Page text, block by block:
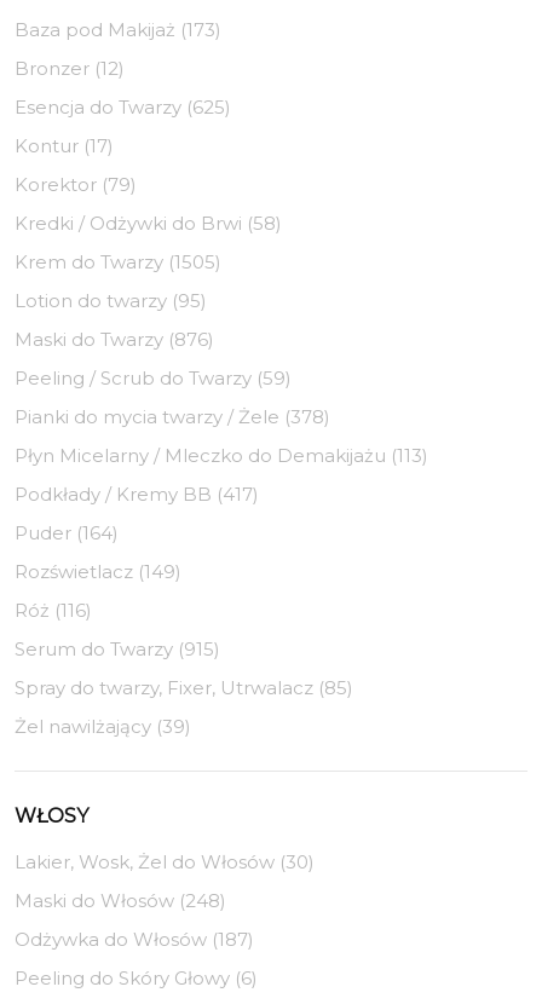
Baza pod Makijaż (173)
Bronzer (12)
Esencja do Twarzy (625)
Kontur (17)
Korektor (79)
Kredki / Odżywki do Brwi (58)
Krem do Twarzy (1505)
Lotion do twarzy (95)
Maski do Twarzy (876)
Peeling / Scrub do Twarzy (59)
Pianki do mycia twarzy / Żele (378)
Płyn Micelarny / Mleczko do Demakijażu (113)
Podkłady / Kremy BB (417)
Puder (164)
Rozświetlacz (149)
Róż (116)
Serum do Twarzy (915)
Spray do twarzy, Fixer, Utrwalacz (85)
Żel nawilżający (39)
WŁOSY
Lakier, Wosk, Żel do Włosów (30)
Maski do Włosów (248)
Odżywka do Włosów (187)
Peeling do Skóry Głowy (6)